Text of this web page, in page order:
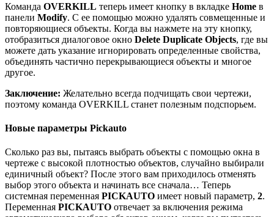
Команда OVERKILL теперь имеет кнопку в вкладке Home в
панели Modify. С ее помощью можно удалять совмещенные и
повторяющиеся объекты. Когда вы нажмете на эту кнопку,
отобразиться диалоговое окно Delete Duplicate Objects, где вы
можете дать указание игнорировать определенные свойства,
объединять частично перекрывающиеся объекты и многое
другое.
Заключение: Желательно всегда подчищать свои чертежи,
поэтому команда OVERKILL станет полезным подспорьем.
Новые параметры Pickauto
Сколько раз вы, пытаясь выбрать объекты с помощью окна в
чертеже с высокой плотностью объектов, случайно выбирали
единичный объект? После этого вам приходилось отменять
выбор этого объекта и начинать все сначала… Теперь
системная переменная PICKAUTO имеет новый параметр, 2.
Переменная PICKAUTO отвечает за включения режима